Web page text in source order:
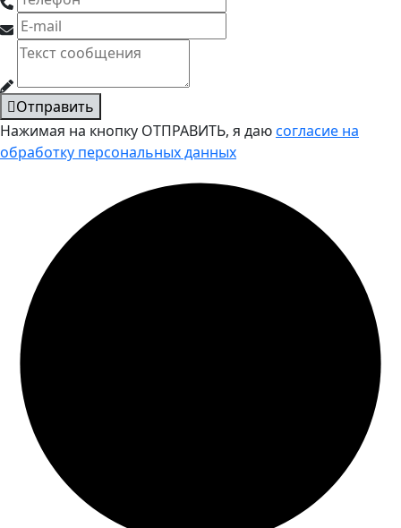
Отправить
Нажимая на кнопку ОТПРАВИТЬ, я даюсогласие на
обработку персональных данных